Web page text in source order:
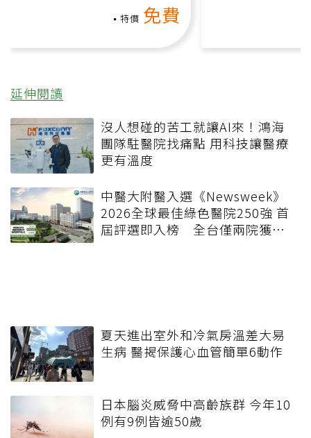
特價 免費
延伸閱讀
沒人想碰的苦工就讓AI來！鴻海
團隊駐醫院找痛點 用科技讓醫療
更有溫度
中醫大附醫入選《Newsweek》
2026全球最佳綠色醫院250強 首
屆評選即入榜 全台僅兩院獲
夏天進出室外和冷氣房溫差大易
生病 醫揭保護心血管簡單6動作
日本腦炎威脅中高齡族群 今年10
例有9例皆逾50歲